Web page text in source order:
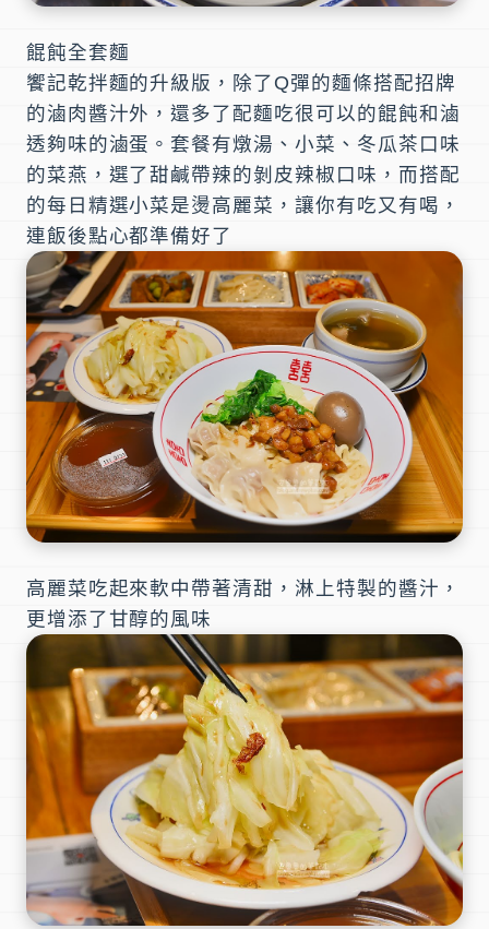
餛飩全套麵
饗記乾拌麵的升級版，除了Q彈的麵條搭配招牌
的滷肉醬汁外，還多了配麵吃很可以的餛飩和滷
透夠味的滷蛋。套餐有燉湯、小菜、冬瓜茶口味
的菜燕，選了甜鹹帶辣的剝皮辣椒口味，而搭配
的每日精選小菜是燙高麗菜，讓你有吃又有喝，
連飯後點心都準備好了
高麗菜吃起來軟中帶著清甜，淋上特製的醬汁，
更增添了甘醇的風味